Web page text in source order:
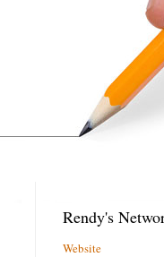
Rendy's
Website